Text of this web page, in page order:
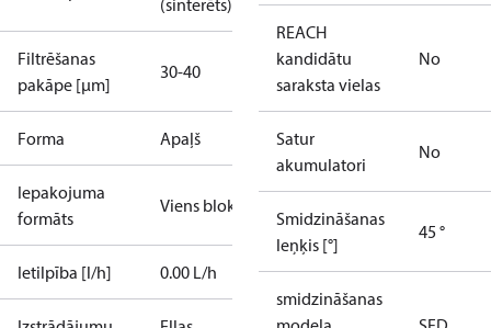
(sinterēts)
Filtrēšanas
pakāpe [µm]
30-40
Forma Apaļš
Iepakojuma
formāts
Viens bloks
Ietilpība [l/h] 0.00 L/h
REACH
kandidātu
saraksta vielas
No
Satur
akumulatori
No
Smidzināšanas
leņķis [°]
45 °
smidzināšanas